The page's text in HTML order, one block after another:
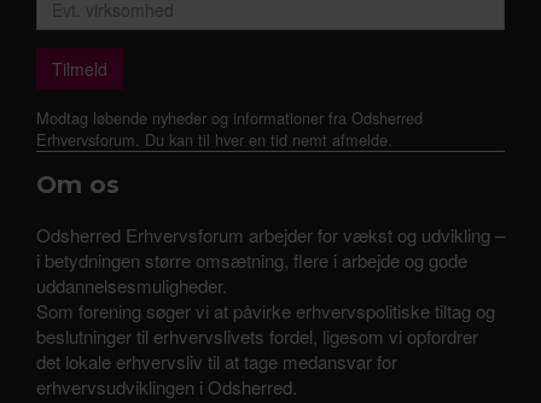
Modtag løbende nyheder og informationer fra Odsherred
Erhvervsforum. Du kan til hver en tid nemt afmelde.
Om os
Odsherred Erhvervsforum arbejder for vækst og udvikling –
i betydningen større omsætning, flere i arbejde og gode
uddannelsesmuligheder.
Som forening søger vi at påvirke erhvervspolitiske tiltag og
beslutninger til erhvervslivets fordel, ligesom vi opfordrer
det lokale erhvervsliv til at tage medansvar for
erhvervsudviklingen i Odsherred.